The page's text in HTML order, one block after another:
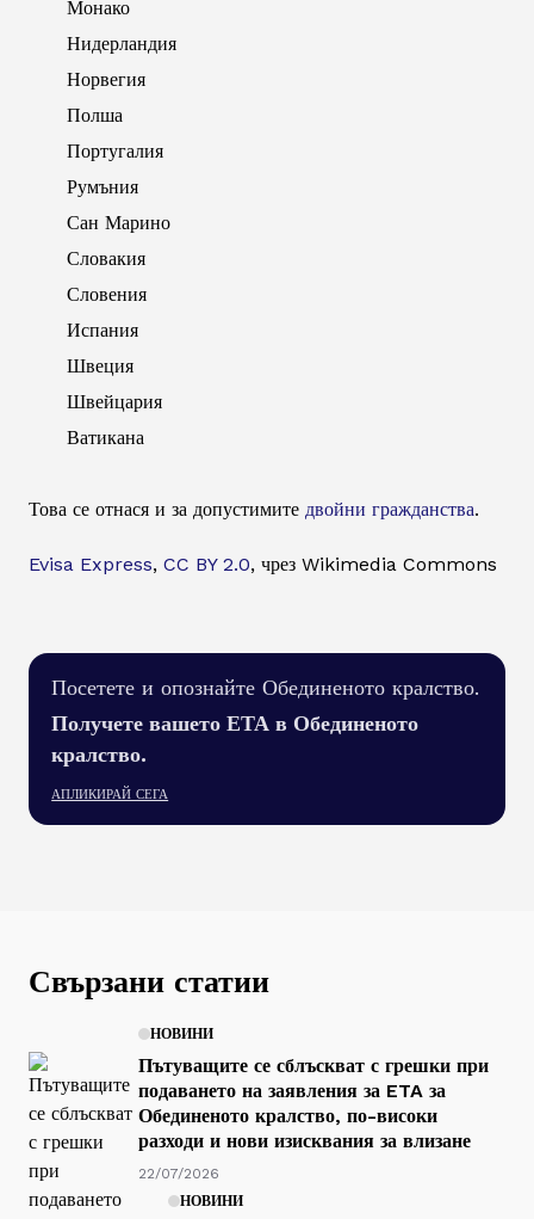
Монако
Нидерландия
Норвегия
Полша
Португалия
Румъния
Сан Марино
Словакия
Словения
Испания
Швеция
Швейцария
Ватикана
Това се отнася и за допустимите двойни гражданства.
Evisa Express, CC BY 2.0, чрез Wikimedia Commons
Посетете и опознайте Обединеното кралство.
Получете вашето ЕТА в Обединеното
кралство.
АПЛИКИРАЙ СЕГА
Свързани статии
НОВИНИ
Пътуващите се сблъскват с грешки при
подаването на заявления за ETA за
Обединеното кралство, по-високи
разходи и нови изисквания за влизане
22/07/2026
НОВИНИ